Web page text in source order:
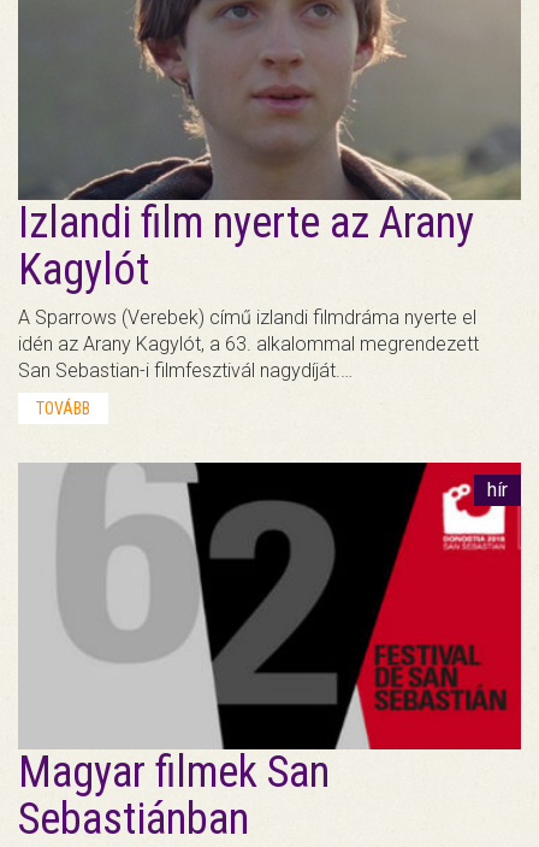
Izlandi film nyerte az Arany
Kagylót
A Sparrows (Verebek) című izlandi filmdráma nyerte el
idén az Arany Kagylót, a 63. alkalommal megrendezett
San Sebastian-i filmfesztivál nagydíját.…
TOVÁBB
hír
Magyar filmek San
Sebastiánban